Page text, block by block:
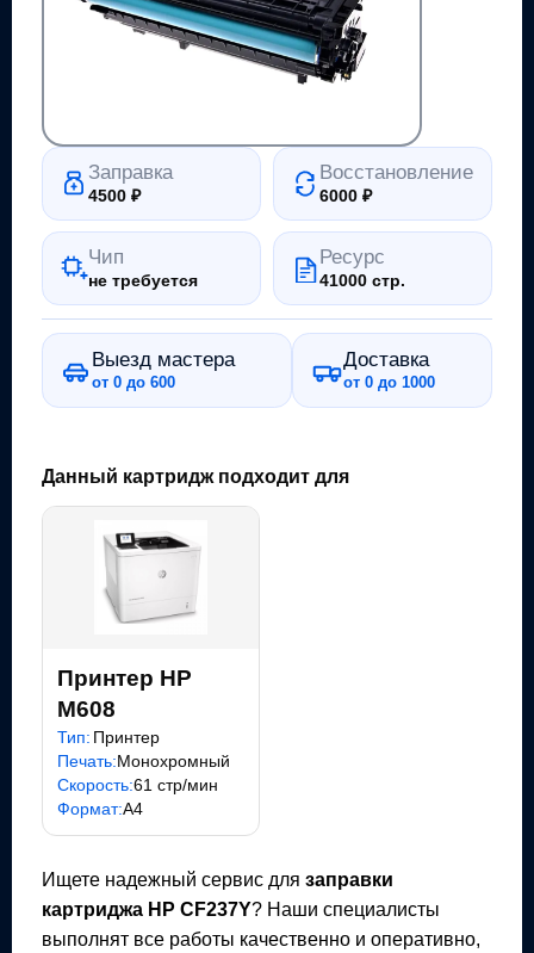
Заправка
4500₽
Восстановление
6000₽
Чип
не требуется
Ресурс
41000 стр.
Выезд мастера
от 0 до 600
Доставка
от 0 до 1000
Данный картридж подходит для
Принтер HP
M608
Тип: Принтер
Печать:Монохромный
Скорость:61 стр/мин
Формат:A4
Ищете надежный сервис для заправки
картриджа HP CF237Y? Наши специалисты
выполнят все работы качественно и оперативно,